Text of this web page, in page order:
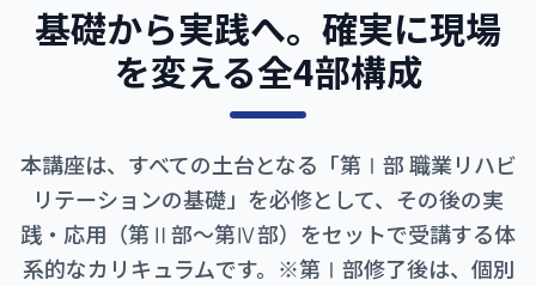
基礎から実践へ。確実に現場
を変える全4部構成
本講座は、すべての土台となる「第Ⅰ部 職業リハビ
リテーションの基礎」を必修として、その後の実
践・応用（第Ⅱ部〜第Ⅳ部）をセットで受講する体
系的なカリキュラムです。※第Ⅰ部修了後は、個別